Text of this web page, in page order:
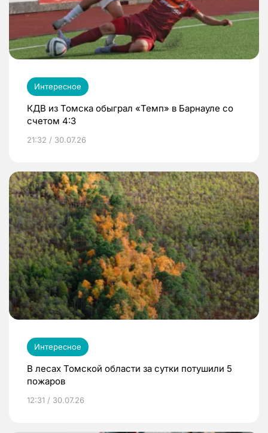
Интересное
КДВ из Томска обыграл «Темп» в Барнауле со
счетом 4:3
21:32 / 30.07.26
Интересное
В лесах Томской области за сутки потушили 5
пожаров
12:31 / 30.07.26